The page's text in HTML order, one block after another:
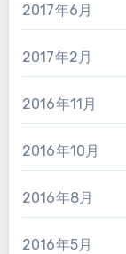
2017年6月
2017年2月
2016年11月
2016年10月
2016年8月
2016年5月